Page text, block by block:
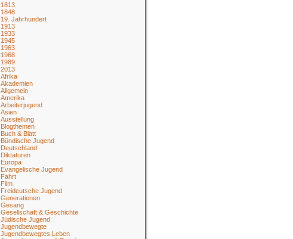
1813
1848
19. Jahrhundert
1913
1933
1945
1963
1968
1989
2013
Afrika
Akademien
Allgemein
Amerika
Arbeiterjugend
Asien
Ausstellung
Blogthemen
Buch & Blatt
Bündische Jugend
Deutschland
Diktaturen
Europa
Evangelische Jugend
Fahrt
Film
Freideutsche Jugend
Generationen
Gesang
Gesellschaft & Geschichte
Jüdische Jugend
Jugendbewegte
Jugendbewegtes Leben